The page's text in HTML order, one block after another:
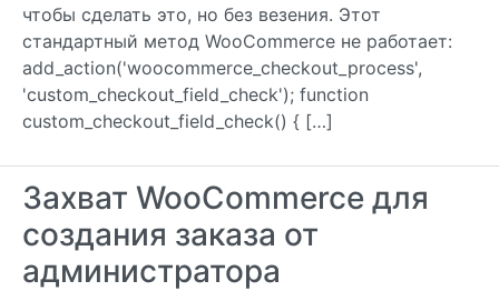
чтобы сделать это, но без везения. Этот
стандартный метод WooCommerce не работает:
add_action('woocommerce_checkout_process',
'custom_checkout_field_check'); function
custom_checkout_field_check() { […]
Захват WooCommerce для
создания заказа от
администратора